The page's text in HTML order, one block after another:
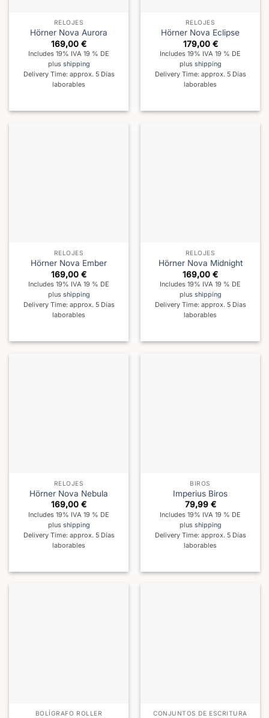
RELOJES
Hörner Nova Aurora
169,00 €
Includes 19% IVA 19 % DE
plus shipping
Delivery Time: approx. 5 Días
laborables
RELOJES
Hörner Nova Eclipse
179,00 €
Includes 19% IVA 19 % DE
plus shipping
Delivery Time: approx. 5 Días
laborables
RELOJES
Hörner Nova Ember
169,00 €
Includes 19% IVA 19 % DE
plus shipping
Delivery Time: approx. 5 Días
laborables
RELOJES
Hörner Nova Midnight
169,00 €
Includes 19% IVA 19 % DE
plus shipping
Delivery Time: approx. 5 Días
laborables
RELOJES
Hörner Nova Nebula
169,00 €
Includes 19% IVA 19 % DE
plus shipping
Delivery Time: approx. 5 Días
laborables
BIROS
Imperius Biros
79,99 €
Includes 19% IVA 19 % DE
plus shipping
Delivery Time: approx. 5 Días
laborables
BOLÍGRAFO ROLLER CONJUNTOS DE ESCRITURA